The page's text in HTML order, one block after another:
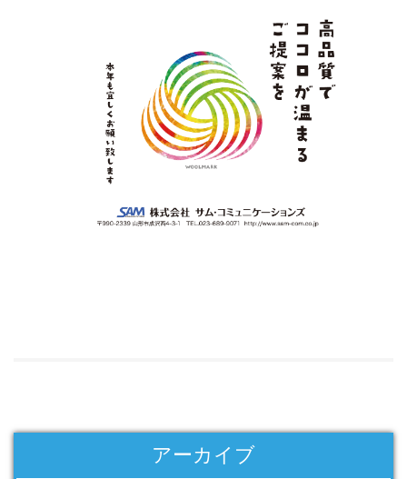
アーカイブ